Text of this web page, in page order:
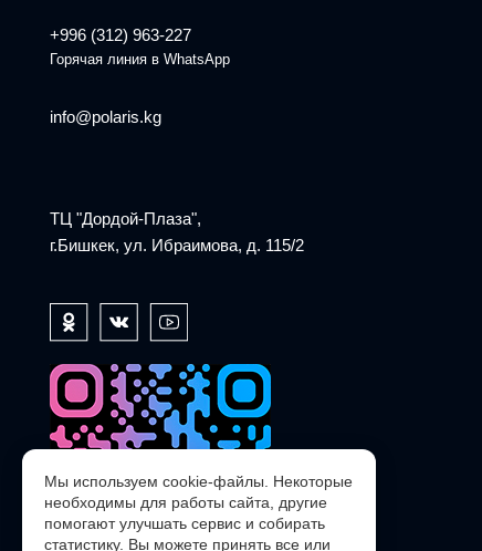
+996 (312) 963-227
Горячая линия в WhatsApp
info@polaris.kg
ТЦ "Дордой-Плаза",
г.Бишкек, ул. Ибраимова, д. 115/2
Мы используем cookie-файлы. Некоторые
необходимы для работы сайта, другие
помогают улучшать сервис и собирать
статистику. Вы можете принять все или